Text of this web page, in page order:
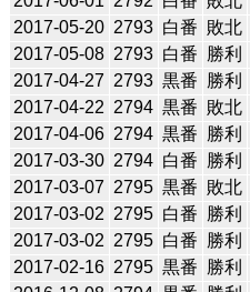
2017-05-20 2793 白番 敗北
2017-05-08 2793 白番 勝利
2017-04-27 2793 黒番 勝利
2017-04-22 2794 黒番 敗北
2017-04-06 2794 黒番 勝利
2017-03-30 2794 白番 勝利
2017-03-07 2795 黒番 敗北
2017-03-02 2795 白番 勝利
2017-03-02 2795 白番 勝利
2017-02-16 2795 黒番 勝利